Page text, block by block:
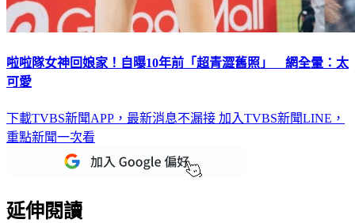
啦啦隊女神回娘家！自曝10年前「超青澀舊照」 網全暈：太
可愛
下載TVBS新聞APP，最新消息不漏接 加入TVBS新聞LINE，
重點新聞一次看
延伸閱讀